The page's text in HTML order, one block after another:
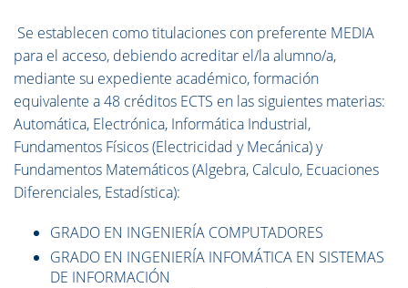
Se establecen como titulaciones con preferente MEDIA
para el acceso, debiendo acreditar el/la alumno/a,
mediante su expediente académico, formación
equivalente a 48 créditos ECTS en las siguientes materias:
Automática, Electrónica, Informática Industrial,
Fundamentos Físicos (Electricidad y Mecánica) y
Fundamentos Matemáticos (Algebra, Calculo, Ecuaciones
Diferenciales, Estadística):
GRADO EN INGENIERÍA COMPUTADORES
GRADO EN INGENIERÍA INFOMÁTICA EN SISTEMAS
DE INFORMACIÓN